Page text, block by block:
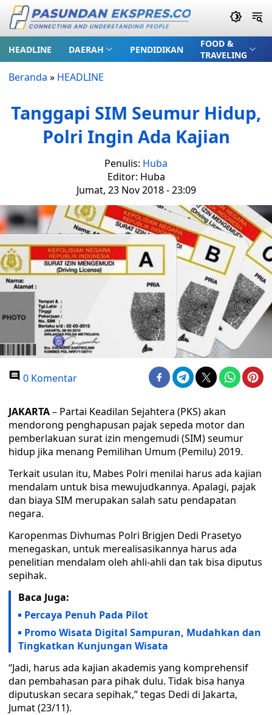
HEADLINE DAERAH PENDIDIKAN
FOOD &
TRAVELING
Beranda » HEADLINE
Tanggapi SIM Seumur Hidup,
Polri Ingin Ada Kajian
Penulis: Huba
Editor: Huba
Jumat, 23 Nov 2018 - 23:09
0 Komentar
JAKARTA– Partai Keadilan Sejahtera (PKS) akan
mendorong penghapusan pajak sepeda motor dan
pemberlakuan surat izin mengemudi (SIM) seumur
hidup jika menang Pemilihan Umum (Pemilu) 2019.
Terkait usulan itu, Mabes Polri menilai harus ada kajian
mendalam untuk bisa mewujudkannya. Apalagi, pajak
dan biaya SIM merupakan salah satu pendapatan
negara.
Karopenmas Divhumas Polri Brigjen Dedi Prasetyo
menegaskan, untuk merealisasikannya harus ada
penelitian mendalam oleh ahli-ahli dan tak bisa diputus
sepihak.
Baca Juga:
Percaya Penuh Pada Pilot
Promo Wisata Digital Sampuran, Mudahkan dan
Tingkatkan Kunjungan Wisata
“Jadi, harus ada kajian akademis yang komprehensif
dan pembahasan para pihak dulu. Tidak bisa hanya
diputuskan secara sepihak,” tegas Dedi di Jakarta,
Jumat (23/11).